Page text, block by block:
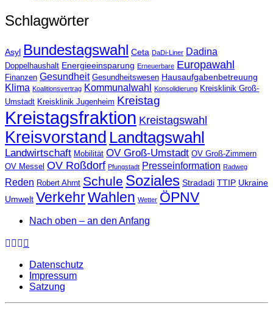
Schlagwörter
Asyl Bundestagswahl Ceta DaDi-Liner Dadina
Doppelhaushalt Energieeinsparung Erneuerbare Europawahl
Finanzen Gesundheit Gesundheitswesen Hausaufgabenbetreuung
Klima Koalitionsvertrag Kommunalwahl Konsolidierung Kreisklinik Groß-
Umstadt Kreisklinik Jugenheim Kreistag
Kreistagsfraktion Kreistagswahl
Kreisvorstand Landtagswahl
Landwirtschaft Mobilität OV Groß-Umstadt OV Groß-Zimmern
OV Messel OV Roßdorf Pfungstadt Presseinformation Radweg
Reden Robert Ahrnt Schule Soziales Stradadi TTIP Ukraine
Umwelt VerkehrWahlen Wetter ÖPNV
Nach oben – an den Anfang
Datenschutz
Impressum
Satzung